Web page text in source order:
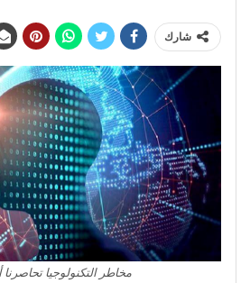
شارك
مخاطر التكنولوجيا تحاصرنا